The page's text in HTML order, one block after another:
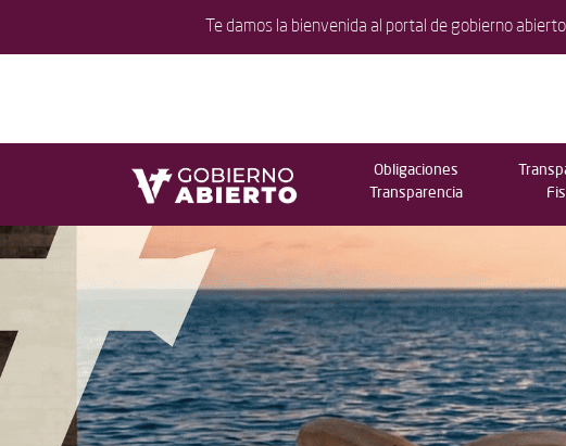
Te damos la bienvenida al portal de gobierno
Obligaciones
Transparencia